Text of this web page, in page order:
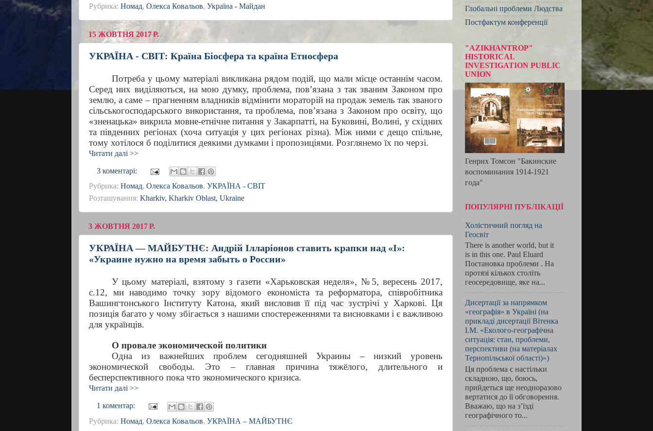
Рубрика: Номад, Олекса Ковальов, Україна - Майдан
15 ЖОВТНЯ 2017 Р.
УКРАЇНА - СВІТ: Країна Біосфера та країна Етносфера
Потреба у цьому матеріалі викликана рядом подій, що мали місце останнім часом.
Серед них виділяються, на мою думку, проблема, пов’язана з так званим Законом про
землю, а саме – прагненням владників відмінити мораторій на продаж земель так званого
сільськогосподарського використання, та проблема, пов’язана з Законом про освіту, що
«зненацька» викрила мовне-етнічне питання у Закарпатті, на Буковині, Волині, у східних
та південних регіонах (хоча ситуація у цих регіонах різна). Між ними є дещо спільне,
тому хотілося б поділитися деякими думками і пропозиціями. Розглянемо їх по черзі.
Читати далі >>
3 коментарі:
Рубрика: Номад, Олекса Ковальов, УКРАЇНА - СВІТ
Розташування: Kharkiv, Kharkiv Oblast, Ukraine
3 ЖОВТНЯ 2017 Р.
УКРАЇНА — МАЙБУТНЄ: Андрій Ілларіонов ставить крапки над «І»:
«Украине нужно на время забыть о России»
У цьому матеріалі, взятому з газети «Харьковская неделя», №5, вересень 2017,
с.12, ми наводимо точку зору відомого економіста та реформатора, співробітника
Вашингтонського Інституту Катона, який висловив її під час зустрічі у Харкові. Ця
позиція багато у чому збігається з нашими спостереженнями та висновками і є важливою
для українців.
О провале экономической политики
Одна из важнейших проблем сегодняшней Украины – низкий уровень
экономической свободы. Это – главная причина тяжёлого, длительного и
бесперспективного пока что экономического кризиса.
Читати далі >>
1 коментар:
Рубрика: Номад, Олекса Ковальов, УКРАЇНА – МАЙБУТНЄ
Глобальні проблеми Людства
Постфактум конференції
"AZIKHANTROP"
HISTORICAL
INVESTIGATION PUBLIC
UNION
Генрих Томсон "Бакинские
воспоминания 1914-1921
года"
ПОПУЛЯРНІ ПУБЛІКАЦІЇ
Холістичний погляд на
Геосвіт
There is another world, but it
is in this one. Paul Eluard
Постановка проблеми . На
протязі кількох століть
геосередовище, яке на...
Дисертації за напрямком
«географія» в Україні (на
прикладі дисертації Вітенка
І.М. «Еколого-географічна
ситуація: стан, проблеми,
перспективи (на матеріалах
Тернопільської області)»)
Ця проблема є настільки
складною, що, боюсь,
прийдеться ще неодноразово
вертатися до її обговорення.
Вважаю, що на з’їзді
географічного то...